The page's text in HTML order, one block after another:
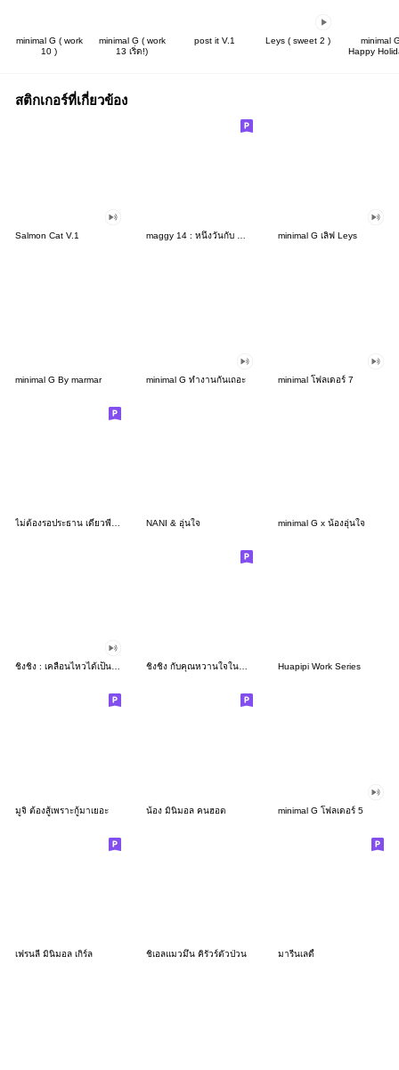
minimal G ( work
10 )
minimal G ( work
13 เริ่ด!)
post it V.1 Leys ( sweet 2 )
minimal
Happy
สติกเกอร์ที่เกี่ยวข้อง
Salmon Cat V.1 maggy 14 : หนึ่งวันกับ maggy minimal G เลิฟ Leys
minimal G By marmar minimal G ทำงานกันเถอะ minimal โฟลเดอร์ 7
NANI & อุ่นใจ minimal G x น้องอุ่นใจ
ชิงชิง : เคลื่อนไหวได้เป็นครั้งแรก! ชิงชิง กับคุณหวานใจในจินตนาการ 1 Huapipi Work Series
มูจิ ต้องสู้เพราะกู้มาเยอะ น้อง มินิมอล คนฮอต minimal G โฟลเดอร์ 5
เฟรนลี่ มินิมอล เกิร์ล ชิเอลแมวมึน คิรัวร์ตัวป่วน มารีนเลดี้